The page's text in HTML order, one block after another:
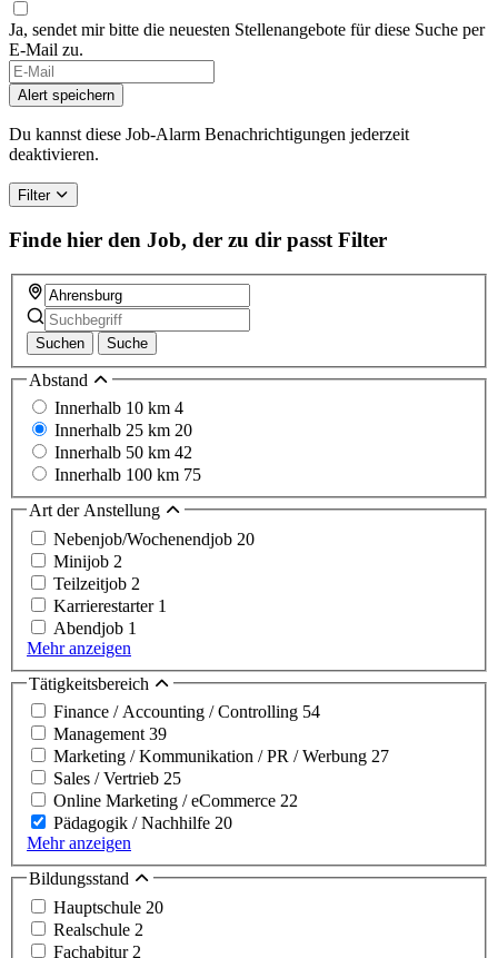
Ja, sendet mir bitte die neuesten Stellenangebote für diese Suche per
E-Mail zu.
Alert speichern
Du kannst diese Job-Alarm Benachrichtigungen jederzeit
deaktivieren.
Filter
Finde hier den Job, der zu dir passt Filter
Suchen Suche
Abstand
Innerhalb 10 km 4
Innerhalb 25 km 20
Innerhalb 50 km 42
Innerhalb 100 km 75
Art der Anstellung
Nebenjob/Wochenendjob 20
Minijob 2
Teilzeitjob 2
Karrierestarter 1
Abendjob 1
Mehr anzeigen
Tätigkeitsbereich
Finance / Accounting / Controlling 54
Management 39
Marketing / Kommunikation / PR / Werbung 27
Sales / Vertrieb 25
Online Marketing / eCommerce 22
Pädagogik / Nachhilfe 20
Mehr anzeigen
Bildungsstand
Hauptschule 20
Realschule 2
Fachabitur 2